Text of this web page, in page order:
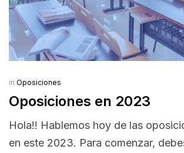
in Oposiciones
Oposiciones en 2023
Hola!! Hablemos hoy de las
en este 2023. Para comenzar,